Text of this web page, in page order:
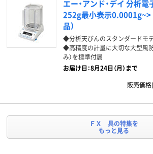
エー・アンド・デイ 分析
252g最小表示0.0001g~>
品）
◆分析天びんのスタンダードモデ
◆高精度の計量に大切な大型風
み）を標準付属
お届け日：8月24日（月）まで
販売価格
ＦＸ 具の特集を
もっと見る